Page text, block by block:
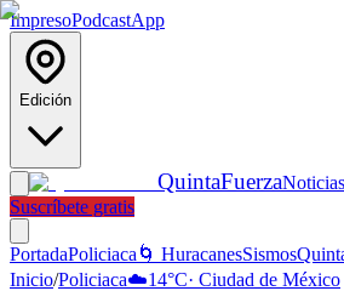
ImpresoPodcastApp
Edición
QuintaFuerza
Suscríbete gratis
PortadaPoliciaca 🌀 HuracanesSismos
Inicio/Policiaca☁️14°C· Ciudad de México